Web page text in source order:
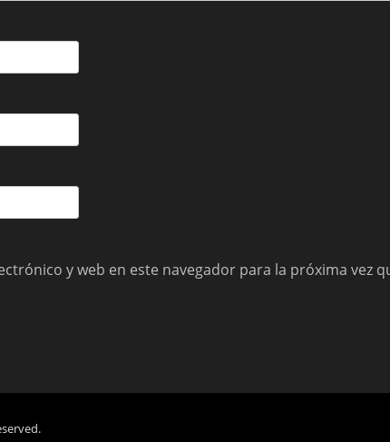
y web en este navegador para la próxima vez